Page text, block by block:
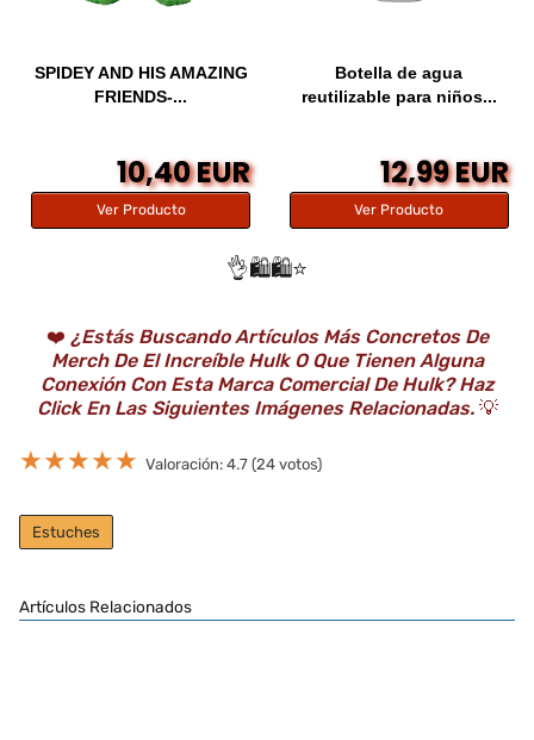
SPIDEY AND HIS AMAZING
FRIENDS-...
10,40 EUR
Ver Producto
Botella de agua
reutilizable para niños...
12,99 EUR
Ver Producto
👌🛍️🛍️⭐️
❤️ ¿Estás Buscando Artículos Más Concretos De
Merch De El Increíble Hulk O Que Tienen Alguna
Conexión Con Esta Marca Comercial De Hulk? Haz
Click En Las Siguientes Imágenes Relacionadas.💡
★★★★★ Valoración: 4.7 (24 votos)
Estuches
Artículos Relacionados